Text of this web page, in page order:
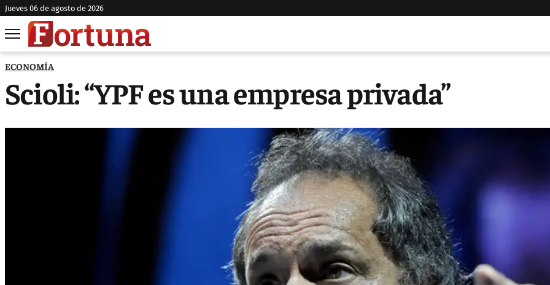
jueves 06 de agosto de 2026
ECONOMÍA
Scioli: “YPF es una empresa privada”